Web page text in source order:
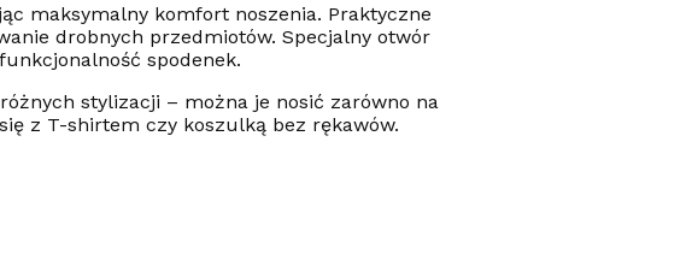
maksymalny komfort noszenia. Praktyczne
drobnych przedmiotów. Specjalny otwór
spodenek.
stylizacji – można je nosić zarówno na
z T-shirtem czy koszulką bez rękawów.